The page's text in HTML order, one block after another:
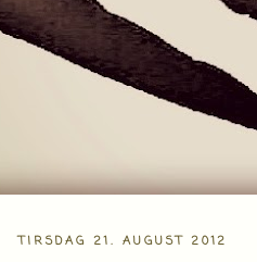
TIRSDAG 21. AUGUST 2012